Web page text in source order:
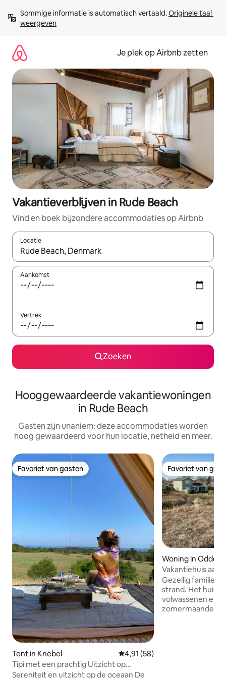
direct
naar
Sommige informatie is automatisch vertaald. Originele taal
weergeven
Je plek op Airbnb zetten
Vakantieverblijven in Rude Beach
Vind en boek bijzondere accommodaties op Airbnb
Locatie
Wanneer er resultaten beschikbaar zijn, maak je een keuze
Aankomst
Vertrek
Zoeken
Hooggewaardeerde vakantiewoningen
in Rude Beach
Gasten zijn unaniem: deze accommodaties worden
hoog gewaardeerd voor hun locatie, netheid en meer.
Favoriet van gasten
Favoriet van gasten
Tent in Knebel Gemiddelde beoordeling van
4,91 (58)
Tipi met een prachtig Uitzicht op
EbeltoftVig
Sereniteit en uitzicht op de oceaan De
Favoriet van
Favoriet van
Woning in Odder
Vakantiehuis aan
Gezellig
strand. Het huis
volwassenen en 1
zomermaanden